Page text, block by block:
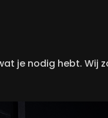
je nodig hebt. Wij